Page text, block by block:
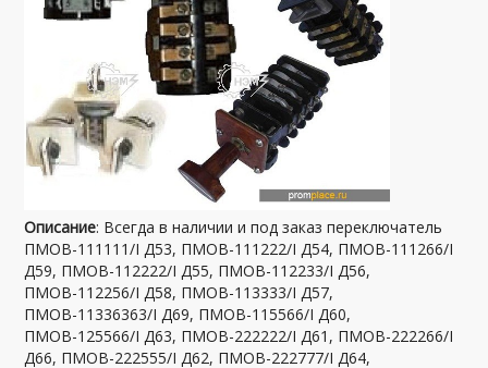
Описание: Всегда в наличии и под заказ переключатель
ПМОВ-111111/I Д53, ПМОВ-111222/I Д54, ПМОВ-111266/I
Д59, ПМОВ-112222/I Д55, ПМОВ-112233/I Д56,
ПМОВ-112256/I Д58, ПМОВ-113333/I Д57,
ПМОВ-11336363/I Д69, ПМОВ-115566/I Д60,
ПМОВ-125566/I Д63, ПМОВ-222222/I Д61, ПМОВ-222266/I
Д66, ПМОВ-222555/I Д62, ПМОВ-222777/I Д64,